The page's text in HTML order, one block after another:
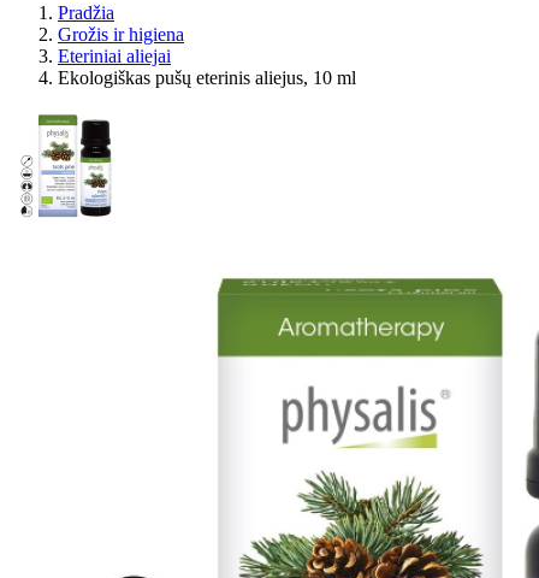
Pradžia
Grožis ir higiena
Eteriniai aliejai
Ekologiškas pušų eterinis aliejus, 10 ml